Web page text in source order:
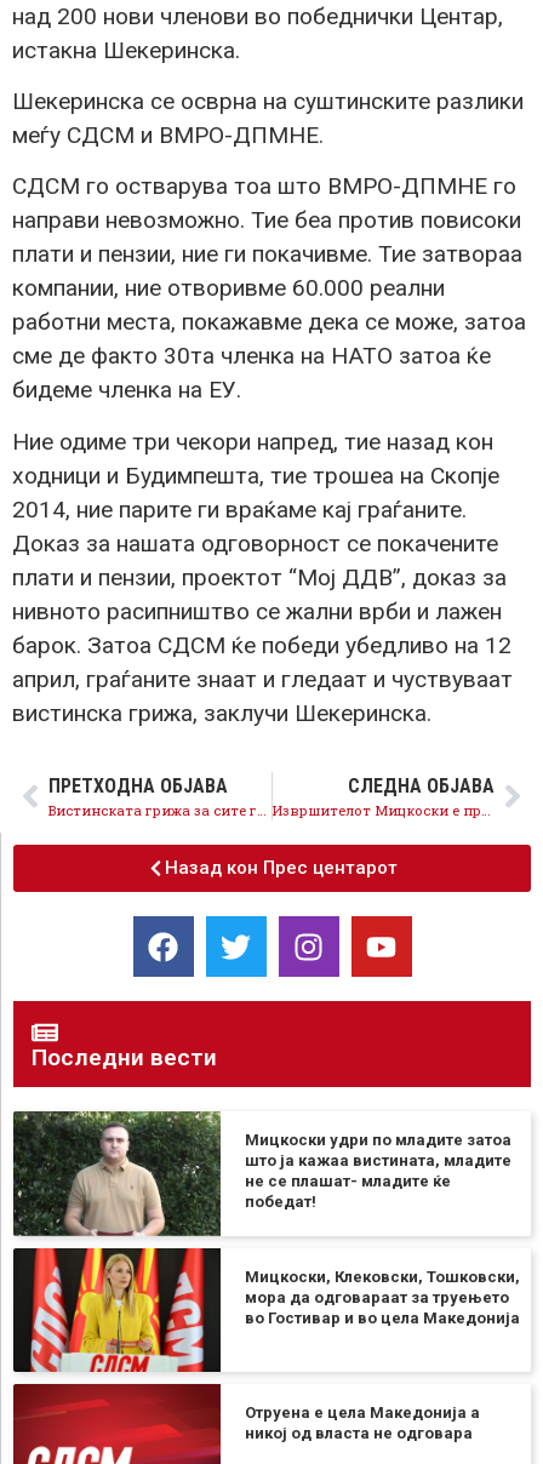
над 200 нови членови во победнички Центар,
истакна Шекеринска.
Шекеринска се осврна на суштинските разлики
меѓу СДСМ и ВМРО-ДПМНЕ.
СДСМ го остварува тоа што ВМРО-ДПМНЕ го
направи невозможно. Тие беа против повисоки
плати и пензии, ние ги покачивме. Тие затвораа
компании, ние отворивме 60.000 реални
работни места, покажавме дека се може, затоа
сме де факто 30та членка на НАТО затоа ќе
бидеме членка на ЕУ.
Ние одиме три чекори напред, тие назад кон
ходници и Будимпешта, тие трошеа на Скопје
2014, ние парите ги враќаме кај граѓаните.
Доказ за нашата одговорност се покачените
плати и пензии, проектот “Мој ДДВ”, доказ за
нивното расипништво се жални врби и лажен
барок. Затоа СДСМ ќе победи убедливо на 12
април, граѓаните знаат и гледаат и чуствуваат
вистинска грижа, заклучи Шекеринска.
ПРЕТХОДНА ОБЈАВА
Вистинската грижа за сите граѓани продолжува, минималната плата ќе ја зголемиме на 18.000 денари
СЛЕДНА ОБЈАВА
Извршителот Мицкоски е против ЕУ и против напредокот, ВМРО-ДПМНЕ е за изолација, СДСМ е за интеграција
Назад кон Прес центарот
Последни вести
Мицкоски удри по младите затоа
што ја кажаа вистината, младите
не се плашат- младите ќе
победат!
Мицкоски, Клековски, Тошковски,
мора да одговараат за труењето
во Гостивар и во цела Македонија
Отруена е цела Македонија а
никој од власта не одговара